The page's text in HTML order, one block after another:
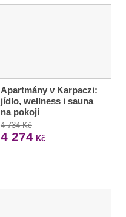
Apartmány v Karpaczi:
jídlo, wellness i sauna
na pokoji
4 734 Kč
4 274Kč